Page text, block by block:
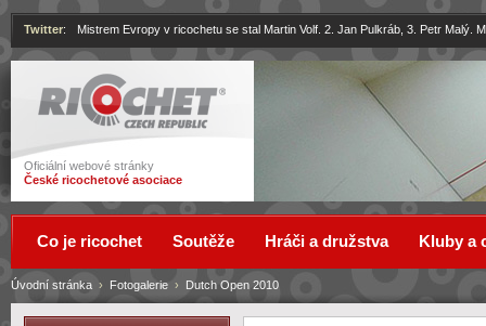
Ricochet
Oficiální webové stránky
České ricochetové asociace
Twitter: Mistrem Evropy v ricochetu se stal Martin Volf. 2. Jan Pulkráb, 3. Petr Malý.
Úvodní stránka › Fotogalerie › Dutch Open 2010
Co je ricochet Soutěže Hráči a družstva Kluby a